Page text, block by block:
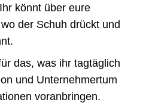
könnt über eure
der Schuh drückt und
das, was ihr tagtäglich
und Unternehmertum
voranbringen.